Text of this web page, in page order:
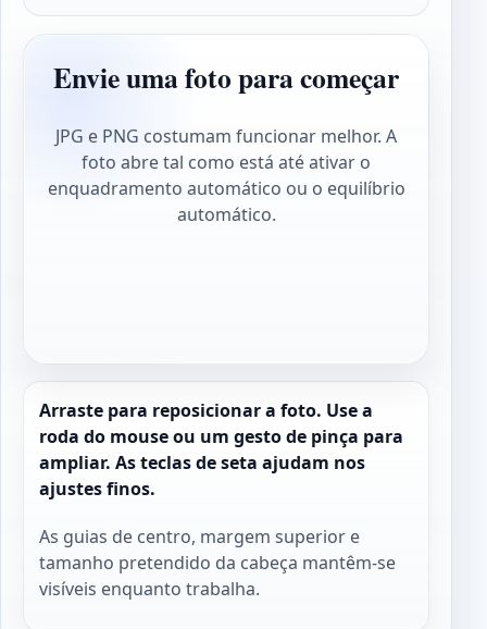
Envie uma foto para começar
JPG e PNG costumam funcionar melhor. A
foto abre tal como está até ativar o
enquadramento automático ou o equilíbrio
automático.
Arraste para reposicionar a foto. Use a
roda do mouse ou um gesto de pinça para
ampliar. As teclas de seta ajudam nos
ajustes finos.
As guias de centro, margem superior e
tamanho pretendido da cabeça mantêm-se
visíveis enquanto trabalha.